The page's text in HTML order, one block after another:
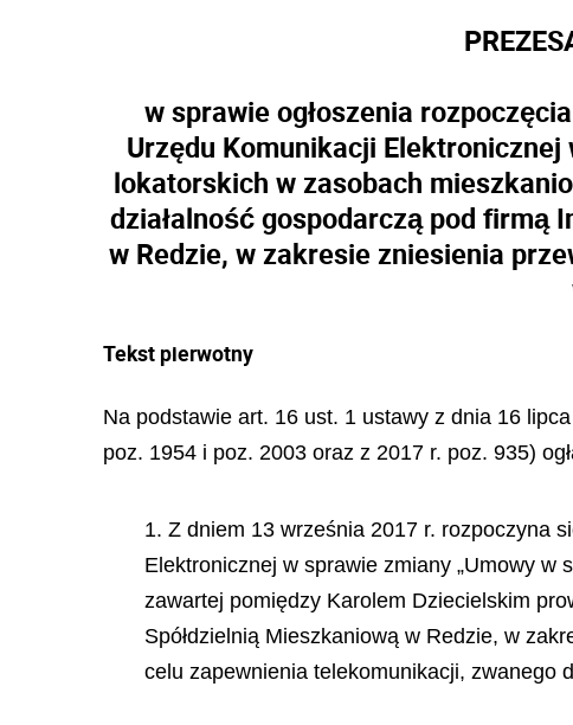
w sprawie ogłoszenia
Urzędu Komunikacji
lokatorskich w zasobach
działalność gospodarczą pod firmą
w Redzie, w zakresie zniesienia
Tekst pierwotny
Na podstawie art. 16 ust. 1 ustawy z dnia 16
poz. 1954 i poz. 2003 oraz z 2017 r. poz. 935)
1. Z dniem 13 września 2017 r. rozpoczyna
Elektronicznej w sprawie zmiany „Umowy w
zawartej pomiędzy Karolem Dziecielskim
Spółdzielnią Mieszkaniową w Redzie, w
celu zapewnienia telekomunikacji, zwanego